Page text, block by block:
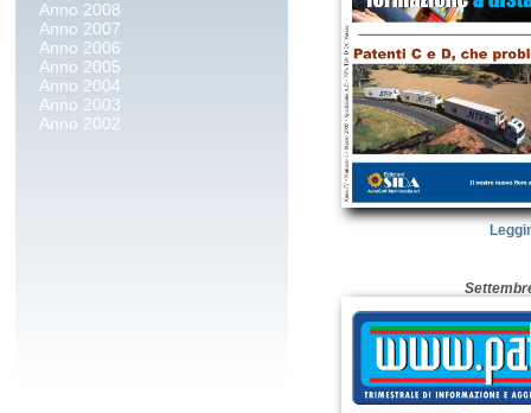
Anno 2008
Anno 2007
Anno 2006
Anno 2005
Anno 2004
Anno 2003
Anno 2002